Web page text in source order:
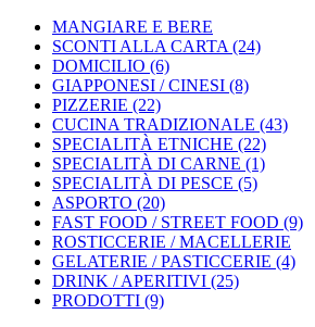
MANGIARE E BERE
SCONTI ALLA CARTA (24)
DOMICILIO (6)
GIAPPONESI / CINESI (8)
PIZZERIE (22)
CUCINA TRADIZIONALE (43)
SPECIALITÀ ETNICHE (22)
SPECIALITÀ DI CARNE (1)
SPECIALITÀ DI PESCE (5)
ASPORTO (20)
FAST FOOD / STREET FOOD (9)
ROSTICCERIE / MACELLERIE
GELATERIE / PASTICCERIE (4)
DRINK / APERITIVI (25)
PRODOTTI (9)